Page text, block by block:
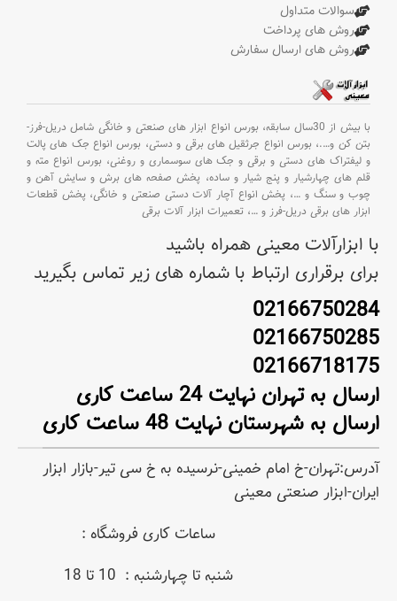
سوالات متداول
روش های پرداخت
روش های ارسال سفارش
با بیش از 30سال سابقه،
بورس انواع ابزار های صنعتی و خانگی شامل دریل-فرز-
بتن کن و….، بورس انواع جرثقیل های برقی و دستی، بورس انواع جک های پالت
و لیفتراک های دستی و برقی و جک های سوسماری و روغنی، بورس انواع مته و
قلم های چهارشیار و پنج شیار و ساده، پخش صفحه های برش و سایش آهن و
چوب و سنگ و …، پخش انواع آچار آلات دستی صنعتی و خانگی، پخش قطعات
ابزار های برقی دریل-فرز و …، تعمیرات ابزار آلات برقی
با ابزارآلات معینی همراه باشید
برای برقراری ارتباط با شماره های زیر تماس بگیرید
02166750284
02166750285
02166718175
ارسال به تهران نهایت 24 ساعت کاری
ارسال به شهرستان نهایت 48 ساعت کاری
آدرس:تهران-خ امام خمینی-نرسیده به خ سی تیر-بازار ابزار
ایران-ابزار صنعتی معینی
ساعات کاری فروشگاه :
شنبه تا چهارشنبه : 10 تا 18